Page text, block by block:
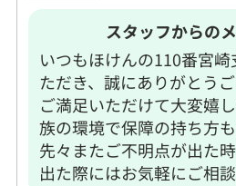
スタッフからの
いつもほけんの110番宮
ただき、誠にありがとうご
ご満足いただけて大変嬉
族の環境で保障の持ち方も
先々またご不明点が出た
出た際にはお気軽にご相談